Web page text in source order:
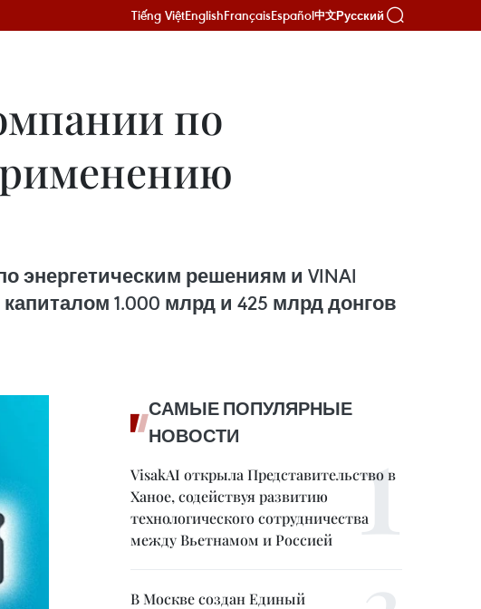
Tiếng ViệtEnglishFrançaisEspañol中文Русский
по
энергетическим решениям и VINAI
1.000 млрд и 425 млрд донгов
САМЫЕ ПОПУЛЯРНЫЕ
НОВОСТИ
VisakAI открыла Представительство в
Ханое, содействуя развитию
технологического сотрудничества
между Вьетнамом и Россией
В Москве создан Единый